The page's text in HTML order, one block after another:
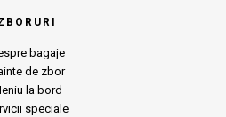
bagaje
de zbor
la bord
speciale